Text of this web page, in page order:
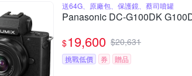
送64G、原廠包、保護鏡、蔡司噴罐
Panasonic DC-G100DK
$19,600 $20,631
挑戰低價 券 贈品